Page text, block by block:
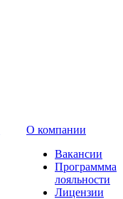
О компании
Вакансии
Программма
лояльности
Лицензии